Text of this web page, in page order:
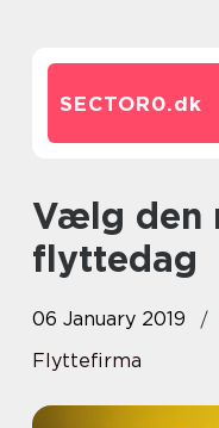
SECTOR0.dk
Vælg den rigtige
flyttedag
06 January 2019
Flyttefirma